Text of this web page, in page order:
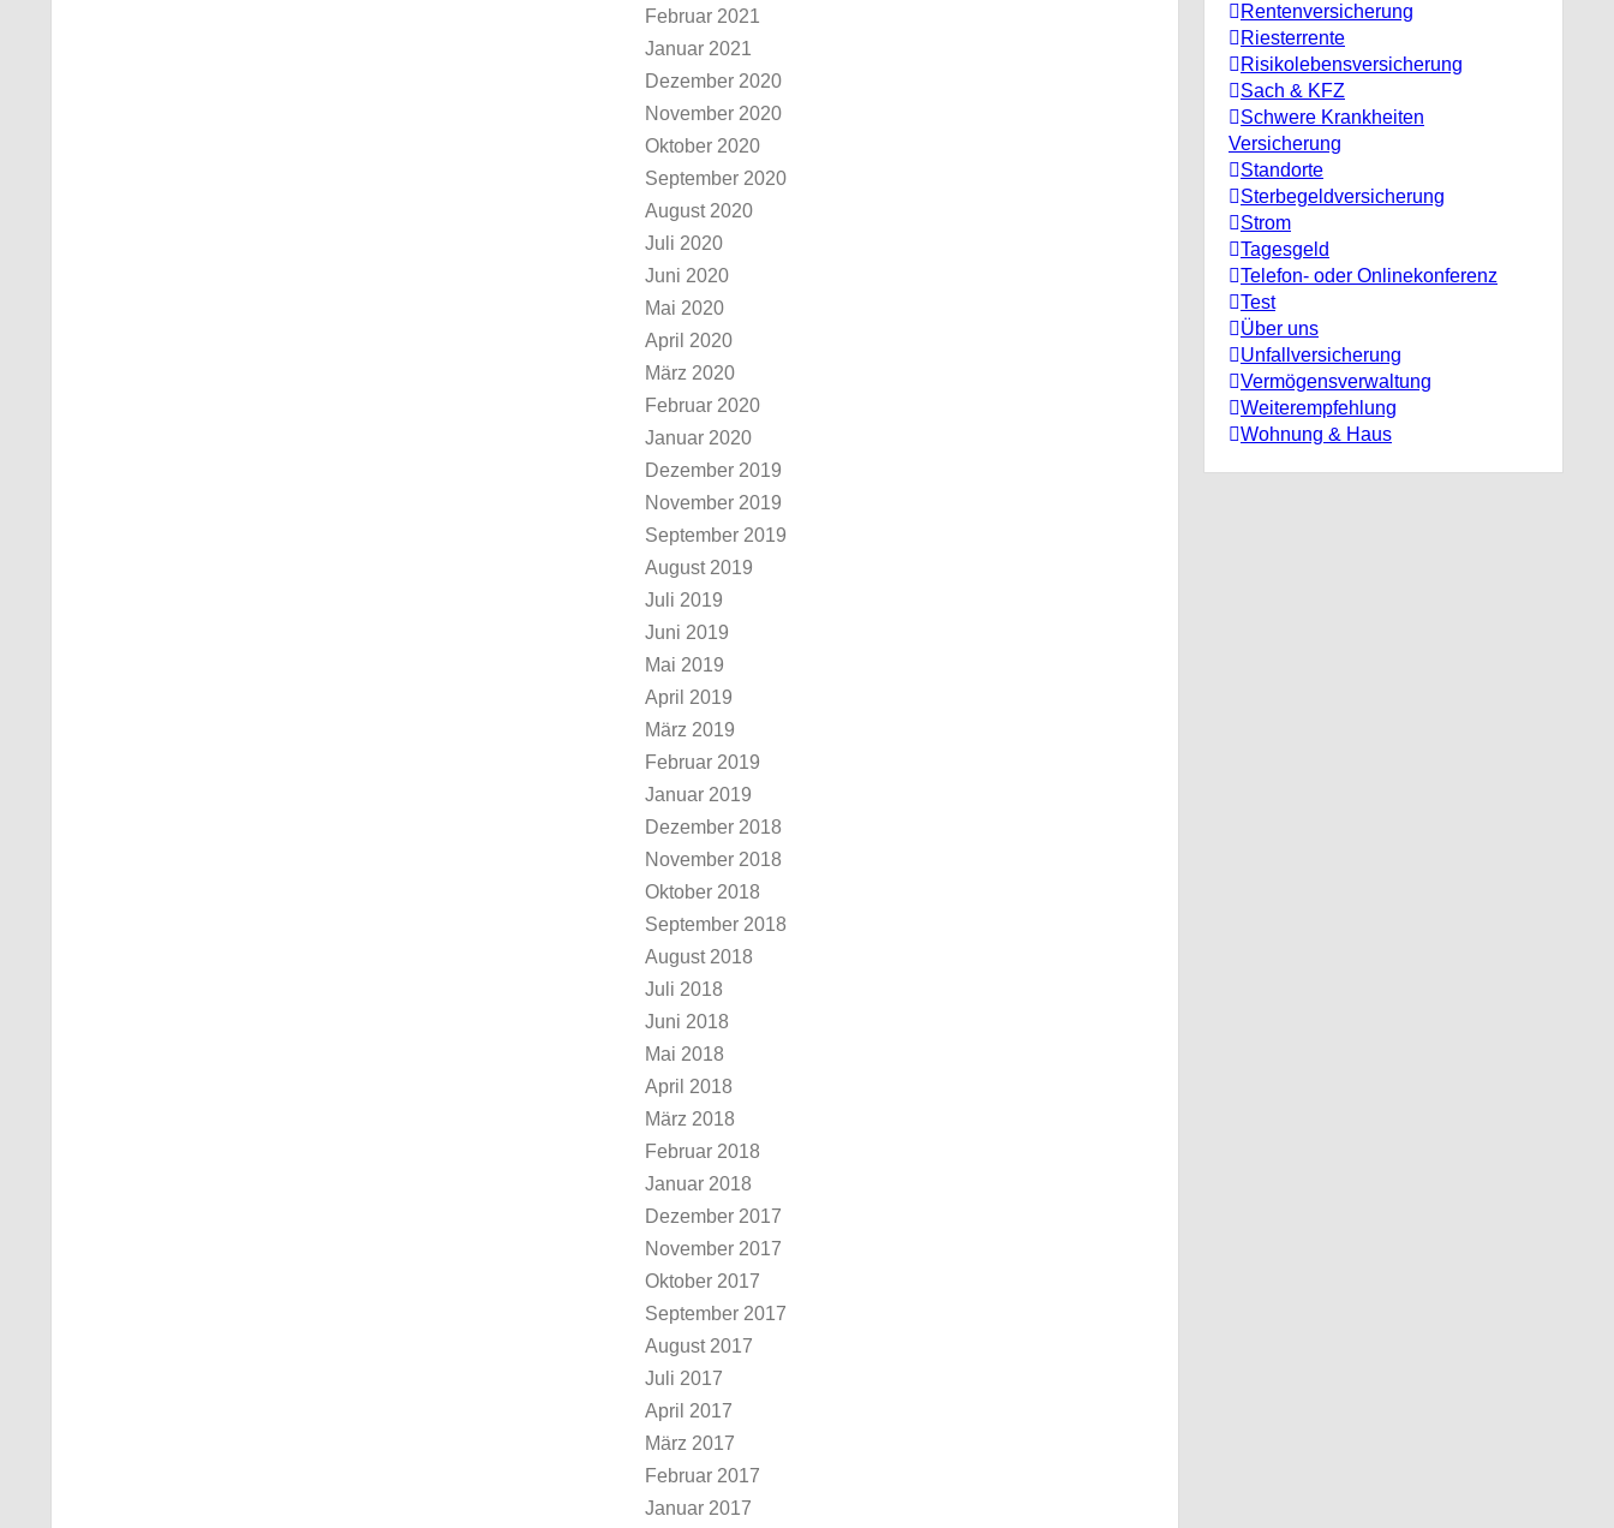
Rentenversicherung
Riesterrente
Risikolebensversicherung
Sach & KFZ
Schwere Krankheiten
Versicherung
Standorte
Sterbegeldversicherung
Strom
Tagesgeld
Telefon- oder Onlinekonferenz
Test
Über uns
Unfallversicherung
Vermögensverwaltung
Weiterempfehlung
Wohnung & Haus
Februar 2021
Januar 2021
Dezember 2020
November 2020
Oktober 2020
September 2020
August 2020
Juli 2020
Juni 2020
Mai 2020
April 2020
März 2020
Februar 2020
Januar 2020
Dezember 2019
November 2019
September 2019
August 2019
Juli 2019
Juni 2019
Mai 2019
April 2019
März 2019
Februar 2019
Januar 2019
Dezember 2018
November 2018
Oktober 2018
September 2018
August 2018
Juli 2018
Juni 2018
Mai 2018
April 2018
März 2018
Februar 2018
Januar 2018
Dezember 2017
November 2017
Oktober 2017
September 2017
August 2017
Juli 2017
April 2017
März 2017
Februar 2017
Januar 2017